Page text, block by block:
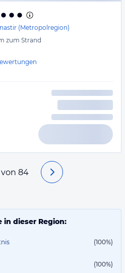
(Metropolregion)
zum Strand
von 84
dieser Region:
(100%)
(100%)